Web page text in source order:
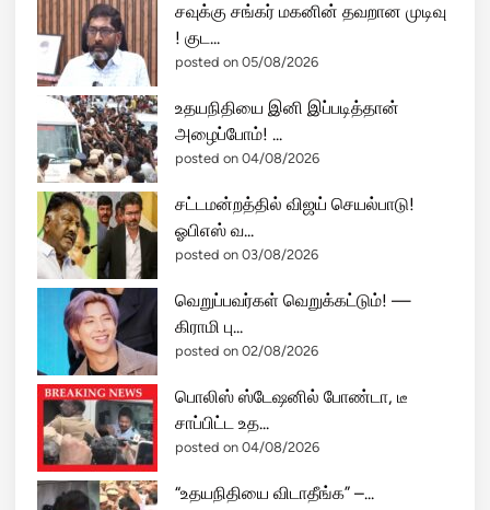
சவுக்கு சங்கர் மகனின் தவறான முடிவு
! குட...
posted on 05/08/2026
உதயநிதியை இனி இப்படித்தான்
அழைப்போம்! ...
posted on 04/08/2026
சட்டமன்றத்தில் விஜய் செயல்பாடு!
ஓபிஎஸ் வ...
posted on 03/08/2026
வெறுப்பவர்கள் வெறுக்கட்டும்! —
கிராமி பு...
posted on 02/08/2026
பொலிஸ் ஸ்டேஷனில் போண்டா, டீ
சாப்பிட்ட உத...
posted on 04/08/2026
“உதயநிதியை விடாதீங்க” –...